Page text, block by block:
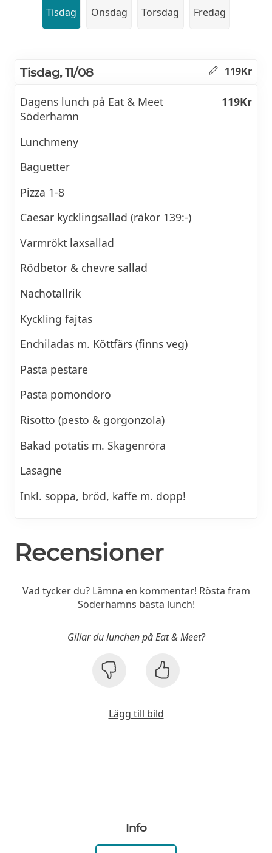
Tisdag Onsdag Torsdag Fredag
Tisdag, 11/08 119Kr
Dagens lunch på Eat & Meet
Söderhamn
119Kr
Lunchmeny
Baguetter
Pizza 1-8
Caesar kycklingsallad (räkor 139:-)
Varmrökt laxsallad
Rödbetor & chevre sallad
Nachotallrik
Kyckling fajtas
Enchiladas m. Köttfärs (finns veg)
Pasta pestare
Pasta pomondoro
Risotto (pesto & gorgonzola)
Bakad potatis m. Skagenröra
Lasagne
Inkl. soppa, bröd, kaffe m. dopp!
Recensioner
Vad tycker du? Lämna en kommentar! Rösta fram
Söderhamns bästa lunch!
Gillar du lunchen på Eat & Meet?
Lägg till bild
Info